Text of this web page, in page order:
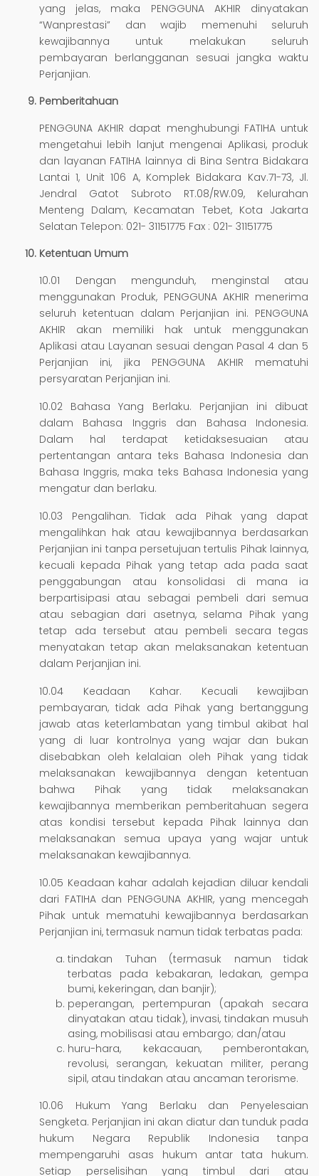
yang jelas, maka PENGGUNA AKHIR dinyatakan
“Wanprestasi” dan wajib memenuhi seluruh
kewajibannya untuk melakukan seluruh
pembayaran berlangganan sesuai jangka waktu
Perjanjian.
Pemberitahuan
PENGGUNA AKHIR dapat menghubungi FATIHA untuk
mengetahui lebih lanjut mengenai Aplikasi, produk
dan layanan FATIHA lainnya di Bina Sentra Bidakara
Lantai 1, Unit 106 A, Komplek Bidakara Kav.71-73, Jl.
Jendral Gatot Subroto RT.08/RW.09, Kelurahan
Menteng Dalam, Kecamatan Tebet, Kota Jakarta
Selatan Telepon: 021- 31151775 Fax : 021- 31151775
Ketentuan Umum
10.01 Dengan mengunduh, menginstal atau
menggunakan Produk, PENGGUNA AKHIR menerima
seluruh ketentuan dalam Perjanjian ini. PENGGUNA
AKHIR akan memiliki hak untuk menggunakan
Aplikasi atau Layanan sesuai dengan Pasal 4 dan 5
Perjanjian ini, jika PENGGUNA AKHIR mematuhi
persyaratan Perjanjian ini.
10.02 Bahasa Yang Berlaku. Perjanjian ini dibuat
dalam Bahasa Inggris dan Bahasa Indonesia.
Dalam hal terdapat ketidaksesuaian atau
pertentangan antara teks Bahasa Indonesia dan
Bahasa Inggris, maka teks Bahasa Indonesia yang
mengatur dan berlaku.
10.03 Pengalihan. Tidak ada Pihak yang dapat
mengalihkan hak atau kewajibannya berdasarkan
Perjanjian ini tanpa persetujuan tertulis Pihak lainnya,
kecuali kepada Pihak yang tetap ada pada saat
penggabungan atau konsolidasi di mana ia
berpartisipasi atau sebagai pembeli dari semua
atau sebagian dari asetnya, selama Pihak yang
tetap ada tersebut atau pembeli secara tegas
menyatakan tetap akan melaksanakan ketentuan
dalam Perjanjian ini.
10.04 Keadaan Kahar. Kecuali kewajiban
pembayaran, tidak ada Pihak yang bertanggung
jawab atas keterlambatan yang timbul akibat hal
yang di luar kontrolnya yang wajar dan bukan
disebabkan oleh kelalaian oleh Pihak yang tidak
melaksanakan kewajibannya dengan ketentuan
bahwa Pihak yang tidak melaksanakan
kewajibannya memberikan pemberitahuan segera
atas kondisi tersebut kepada Pihak lainnya dan
melaksanakan semua upaya yang wajar untuk
melaksanakan kewajibannya.
10.05 Keadaan kahar adalah kejadian diluar kendali
dari FATIHA dan PENGGUNA AKHIR, yang mencegah
Pihak untuk mematuhi kewajibannya berdasarkan
Perjanjian ini, termasuk namun tidak terbatas pada:
tindakan Tuhan (termasuk namun tidak
terbatas pada kebakaran, ledakan, gempa
bumi, kekeringan, dan banjir);
peperangan, pertempuran (apakah secara
dinyatakan atau tidak), invasi, tindakan musuh
asing, mobilisasi atau embargo; dan/atau
huru-hara, kekacauan, pemberontakan,
revolusi, serangan, kekuatan militer, perang
sipil, atau tindakan atau ancaman terorisme.
10.06 Hukum Yang Berlaku dan Penyelesaian
Sengketa. Perjanjian ini akan diatur dan tunduk pada
hukum Negara Republik Indonesia tanpa
mempengaruhi asas hukum antar tata hukum.
Setiap perselisihan yang timbul dari atau